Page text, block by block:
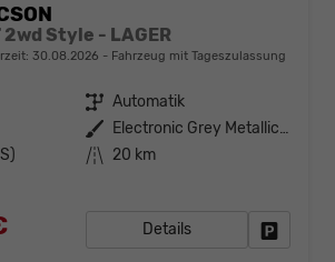
2wd Style - LAGER
30.08.2026 Fahrzeug mit Tageszulassung
Getriebe Automatik
Außenfarbe
Electronic Grey Metallic ()
Kilometerstand 20 km
Details